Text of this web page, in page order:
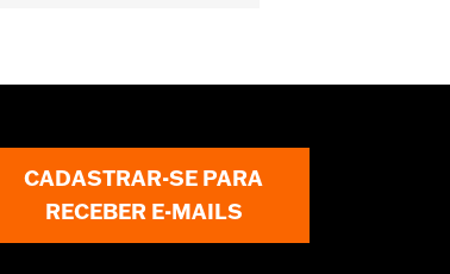
CADASTRAR-SE PARA
RECEBER E-MAILS